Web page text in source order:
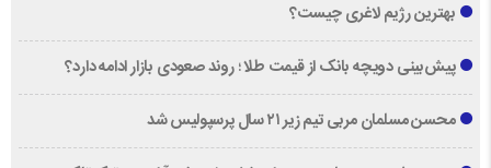
بهترین رژیم لاغری چیست؟
پیش‌بینی دویچه‌ بانک از قیمت طلا ؛ روند صعودی بازار ادامه دارد؟
محسن مسلمان مربی تیم زیر ۲۱ سال پرسپولیس شد